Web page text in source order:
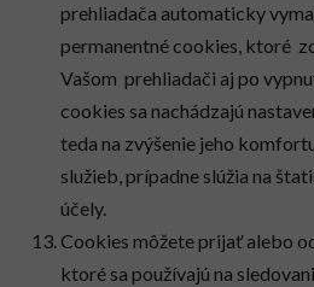
prehliadača automaticky
permanentné cookies, ktoré
Vašom prehliadači aj po
cookies sa nachádzajú
teda na zvýšenie jeho
služieb, prípadne slúžia na
účely.
Cookies môžete prijať alebo
ktoré sa používajú na